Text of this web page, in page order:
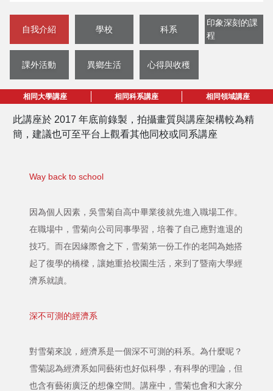
自我介紹 學校 科系
印象深刻的課
程
課外活動 異鄉生活 心得與收穫
相同大學講座 相同科系講座 相同領域講座
此講座於 2017 年底前錄製，拍攝畫質與講座架構較為精
簡，建議也可至平台上觀看其他同校或同系講座
Way back to school
因為個人因素，吳雪菊自高中畢業後就先進入職場工作。
在職場中，雪菊向公司同事學習，培養了自己應對進退的
技巧。而在因緣際會之下，雪菊第一份工作的老闆為她搭
起了復學的橋樑，讓她重拾校園生活，來到了暨南大學經
濟系就讀。
深不可測的經濟系
對雪菊來說，經濟系是一個深不可測的科系。為什麼呢？
雪菊認為經濟系如同藝術也好似科學，有科學的理論，但
也含有藝術廣泛的想像空間。講座中，雪菊也會和大家分